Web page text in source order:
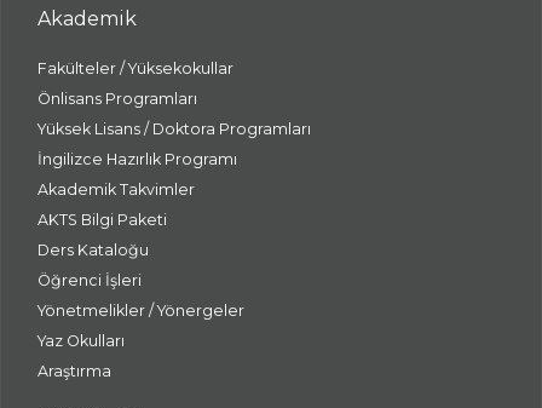
Akademik
Fakülteler / Yüksekokullar
Önlisans Programları
Yüksek Lisans / Doktora Programları
İngilizce Hazırlık Programı
Akademik Takvimler
AKTS Bilgi Paketi
Ders Kataloğu
Öğrenci İşleri
Yönetmelikler / Yönergeler
Yaz Okulları
Araştırma